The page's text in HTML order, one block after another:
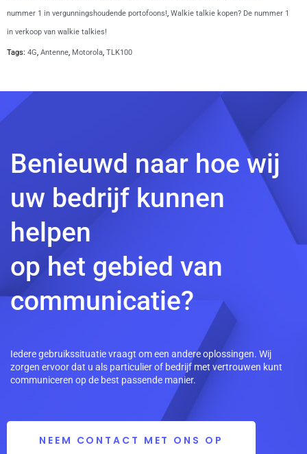
nummer 1 in vergunningshoudende portofoons!, Walkie talkie kopen? De nummer 1
in verkoop van walkie talkies!
Tags: 4G, Antenne, Motorola, TLK100
Benieuwd naar hoe wij
uw bedrijf kunnen
helpen
op het gebied van
communicatie?
Iedere gebruikssituatie vraagt om een andere oplossingen. Wij
zorgen ervoor dat u als particulier of bedrijf met vertrouwen kunt
communiceren op de best passende manier.
NEEM CONTACT MET ONS OP